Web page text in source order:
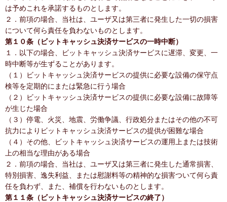
は予めこれを承諾するものとします。
２．前項の場合、当社は、ユーザ又は第三者に発生した一切の損害
について何ら責任を負わないものとします。
第１０条（ビットキャッシュ決済サービスの一時中断）
１．以下の場合、ビットキャッシュ決済サービスに遅滞、変更、一
時中断等が生ずることがあります。
（１）ビットキャッシュ決済サービスの提供に必要な設備の保守点
検等を定期的にまたは緊急に行う場合
（２）ビットキャッシュ決済サービスの提供に必要な設備に故障等
が生じた場合
（３）停電、火災、地震、労働争議、行政処分またはその他の不可
抗力によりビットキャッシュ決済サービスの提供が困難な場合
（４）その他、ビットキャッシュ決済サービスの運用上または技術
上の相当な理由がある場合
２．前項の場合、当社は、ユーザ又は第三者に発生した通常損害、
特別損害、逸失利益、または慰謝料等の精神的な損害ついて何ら責
任を負わず、また、補償を行わないものとします。
第１１条（ビットキャッシュ決済サービスの終了）